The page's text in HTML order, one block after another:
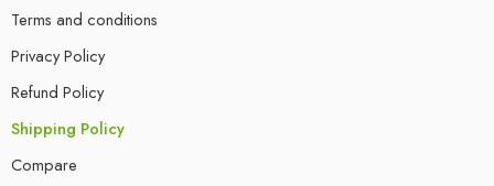
Terms and conditions
Privacy Policy
Refund Policy
Shipping Policy
Compare